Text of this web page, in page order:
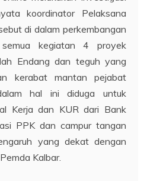
koordinator Pelaksana
di dalam perkembangan
kegiatan 4 proyek
Endang dan teguh yang
kerabat mantan pejabat
hal ini diduga untuk
Kerja dan KUR dari Bank
PPK dan campur tangan
yang dekat dengan
Kalbar.